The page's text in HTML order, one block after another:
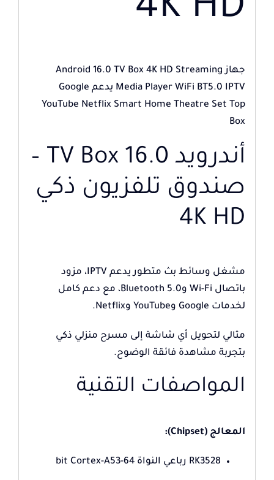
4K HD
جهاز Android 16.0 TV Box 4K HD Streaming
Media Player WiFi BT5.0 IPTV يدعم Google
YouTube Netflix Smart Home Theatre Set Top
Box
أندرويد 16.0 TV Box –
صندوق تلفزيون ذكي
4K HD
مشغل وسائط بث متطور يدعم IPTV، مزود
باتصال Wi-Fi وBluetooth 5.0، مع دعم كامل
لخدمات Google وYouTube وNetflix.
مثالي لتحويل أي شاشة إلى مسرح منزلي ذكي
بتجربة مشاهدة فائقة الوضوح.
المواصفات التقنية
المعالج (Chipset):
RK3528 رباعي النواة 64-bit Cortex-A53